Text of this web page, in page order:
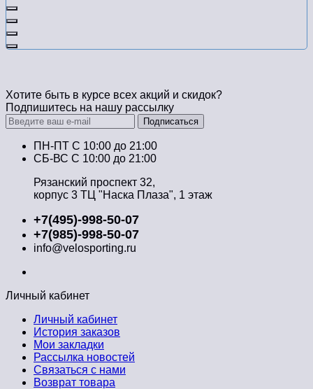
Хотите быть в курсе всех акций и скидок?
Подпишитесь на нашу рассылку
Подписаться
ПН-ПТ C 10:00 до 21:00
СБ-ВС С 10:00 до 21:00
Рязанский проспект 32,
корпус 3 ТЦ "Наска Плаза", 1 этаж
+7(495)-998-50-07
+7(985)-998-50-07
info@velosporting.ru
Личный кабинет
Личный кабинет
История заказов
Мои закладки
Рассылка новостей
Связаться с нами
Возврат товара